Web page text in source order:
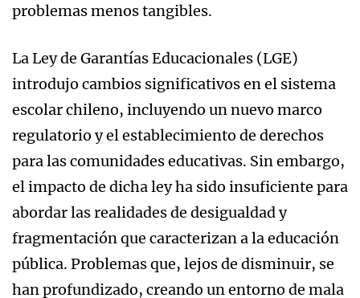
problemas menos tangibles.
La Ley de Garantías Educacionales (LGE)
introdujo cambios significativos en el sistema
escolar chileno, incluyendo un nuevo marco
regulatorio y el establecimiento de derechos
para las comunidades educativas. Sin embargo,
el impacto de dicha ley ha sido insuficiente para
abordar las realidades de desigualdad y
fragmentación que caracterizan a la educación
pública. Problemas que, lejos de disminuir, se
han profundizado, creando un entorno de mala